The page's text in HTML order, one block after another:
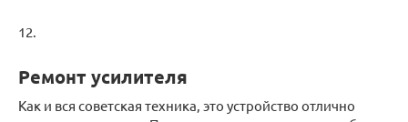
12.
Ремонт усилителя
Как и вся советская техника, это устройство отлично